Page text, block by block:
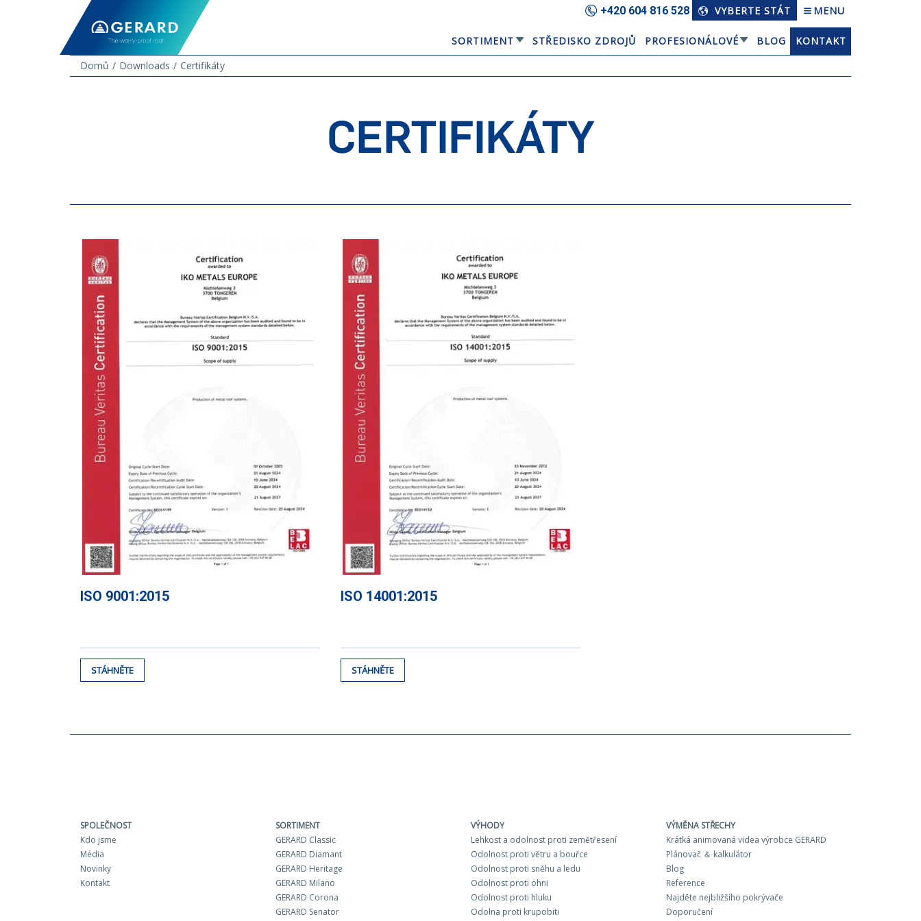
+420 604 816 528 VYBERTE STÁT MENU
SORTIMENT STŘEDISKO ZDROJŮ PROFESIONÁLOVÉ BLOG
KONTAKT
Domů
Downloads Certifikáty
CERTIFIKÁTY
ISO 9001:2015
STÁHNĚTE
ISO 14001:2015
STÁHNĚTE
SPOLEČNOST
Kdo jsme
Média
Novinky
Kontakt
SORTIMENT
GERARD Classic
GERARD Diamant
GERARD Heritage
GERARD Milano
GERARD Corona
GERARD Senator
VÝHODY
Lehkost a odolnost proti zemětřesení
Odolnost proti větru a bouřce
Odolnost proti sněhu a ledu
Odolnost proti ohni
Odolnost proti hluku
Odolna proti krupobiti
VÝMĚNA STŘECHY
Krátká animovaná videa výrobce GERARD
Plánovač ＆ kalkulátor
Blog
Reference
Najděte nejbližšího pokrývače
Doporučení